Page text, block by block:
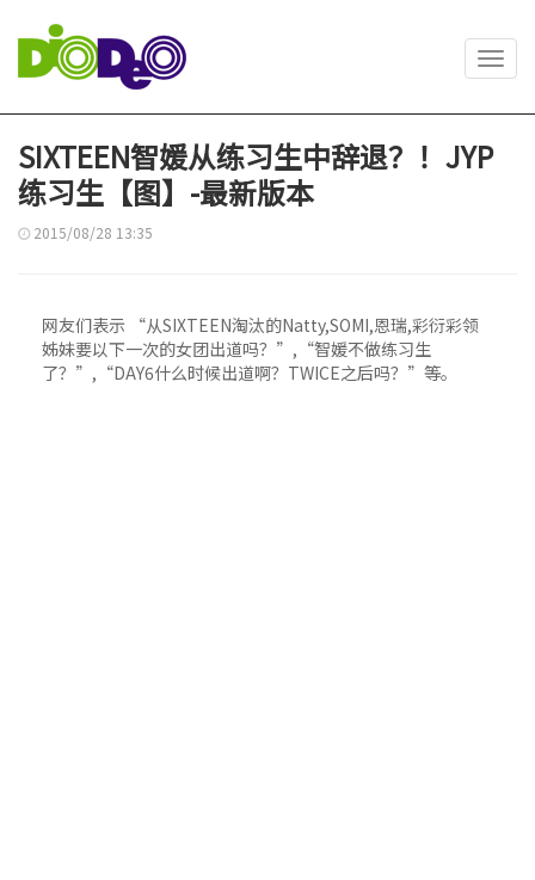
SIXTEEN智媛从练习生中辞退？！JYP
练习生【图】-最新版本
2015/08/28 13:35
网友们表示 “从SIXTEEN淘汰的Natty,SOMI,恩瑞,彩衍彩领
姊妹要以下一次的女团出道吗？”,“智媛不做练习生
了？”,“DAY6什么时候出道啊？TWICE之后吗？”等。